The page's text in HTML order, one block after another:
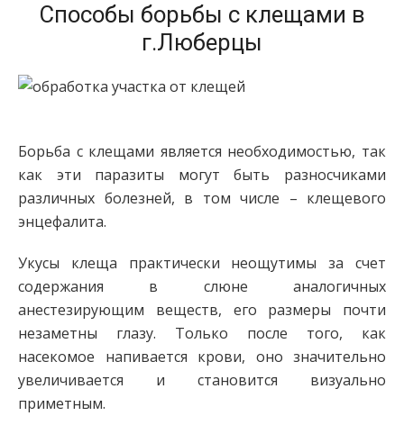
Способы борьбы с клещами в
г.Люберцы
Борьба с клещами является необходимостью, так
как эти паразиты могут быть разносчиками
различных болезней, в том числе – клещевого
энцефалита.
Укусы клеща практически неощутимы за счет
содержания в слюне аналогичных
анестезирующим веществ, его размеры почти
незаметны глазу. Только после того, как
насекомое напивается крови, оно значительно
увеличивается и становится визуально
приметным.